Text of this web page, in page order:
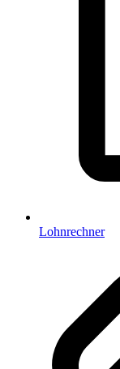
Lohnrechner